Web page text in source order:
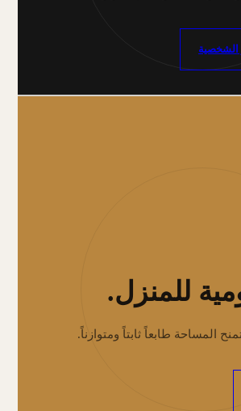
الشخصية
للمنزل.
المساحة طابعاً ثابتاً ومتوازناً.